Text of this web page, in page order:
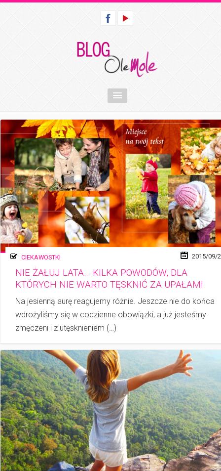
CIEKAWOSTKI 2015/09/
NIE ŻAŁUJ LATA… KILKA POWODÓW, DLA
KTÓRYCH NIE WARTO TĘSKNIĆ ZA UPAŁAMI
Na jesienną aurę reagujemy różnie. Jeszcze nie do końca
wdrożyliśmy się w co­dzien­ne obowiązki, a już jesteśmy
zmęczeni i z utęsknieniem (…)